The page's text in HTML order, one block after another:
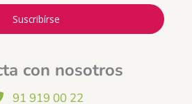
Suscribírse
con nosotros
91 919 00 22